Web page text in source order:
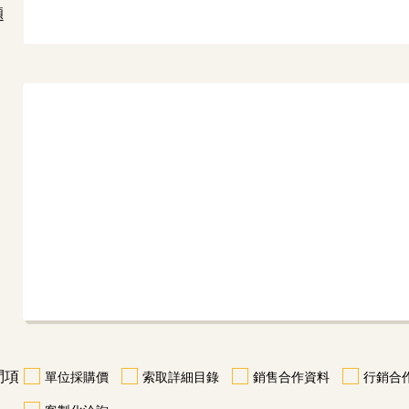
項
單位採購價 索取詳細目錄 銷售合作資料 行銷合